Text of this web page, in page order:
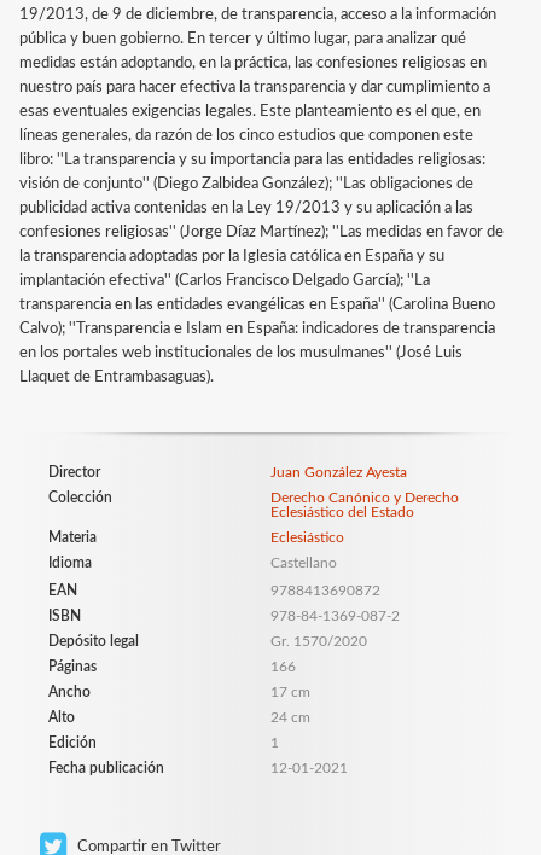
19/2013, de 9 de diciembre, de transparencia, acceso a la información
pública y buen gobierno. En tercer y último lugar, para analizar qué
medidas están adoptando, en la práctica, las confesiones religiosas en
nuestro país para hacer efectiva la transparencia y dar cumplimiento a
esas eventuales exigencias legales. Este planteamiento es el que, en
líneas generales, da razón de los cinco estudios que componen este
libro: ''La transparencia y su importancia para las entidades religiosas:
visión de conjunto'' (Diego Zalbidea González); ''Las obligaciones de
publicidad activa contenidas en la Ley 19/2013 y su aplicación a las
confesiones religiosas'' (Jorge Díaz Martínez); ''Las medidas en favor de
la transparencia adoptadas por la Iglesia católica en España y su
implantación efectiva'' (Carlos Francisco Delgado García); ''La
transparencia en las entidades evangélicas en España'' (Carolina Bueno
Calvo); ''Transparencia e Islam en España: indicadores de transparencia
en los portales web institucionales de los musulmanes'' (José Luis
Llaquet de Entrambasaguas).
Director
Juan González Ayesta
Colección
Derecho Canónico y Derecho
Eclesiástico del Estado
Materia
Eclesiástico
Idioma
Castellano
EAN
9788413690872
ISBN
978-84-1369-087-2
Depósito legal
Gr. 1570/2020
Páginas
166
Ancho
17 cm
Alto
24 cm
Edición
1
Fecha publicación
12-01-2021
Compartir en Twitter